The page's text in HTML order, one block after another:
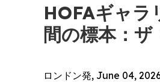
HOFAギャラ
間の標本：
ロンドン発, June 04,